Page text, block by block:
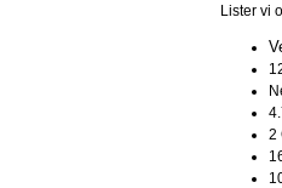
Lister vi
2